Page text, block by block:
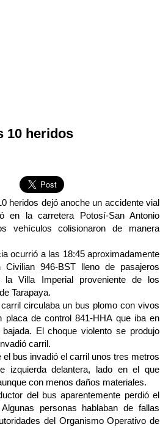
10 heridos
heridos dejó anoche un accidente vial
en la carretera Potosí-San Antonio
vehículos colisionaron de manera
ocurrió a las 18:45 aproximadamente
Civilian 946-BST lleno de pasajeros
la Villa Imperial proveniente de los
Tarapaya.
circulaba un bus plomo con vivos
placa de control 841-HHA que iba en
El choque violento se produjo
carril.
bus invadió el carril unos tres metros
izquierda delantera, lado en el que
con menos daños materiales.
del bus aparentemente perdió el
personas hablaban de fallas
del Organismo Operativo de